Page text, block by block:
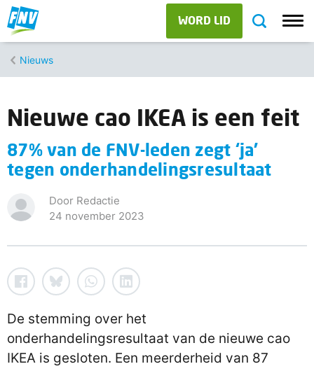
WORD LID
Nieuws
Nieuwe cao IKEA is een feit
87% van de FNV-leden zegt ‘ja’
tegen onderhandelingsresultaat
Door Redactie
24 november 2023
De stemming over het
onderhandelingsresultaat van de nieuwe cao
IKEA is gesloten. Een meerderheid van 87